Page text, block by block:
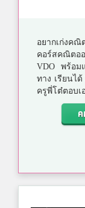
อยากเก่งค
คอร์สคณิตอ
VDO พร้อม
ทาง เรียนไ
ครูพี่โต๋ตอบเ